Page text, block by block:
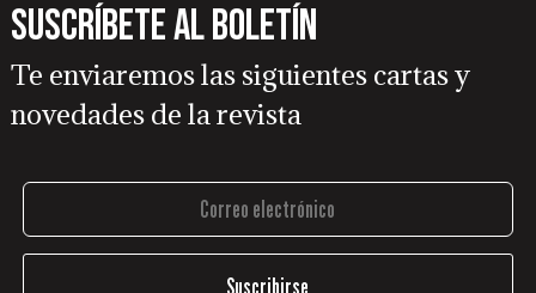
Suscríbete al boletín
Te enviaremos las siguientes cartas y
novedades de la revista